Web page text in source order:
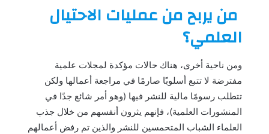
من يربح من عمليات الاحتيال
العلمي؟
ومن ناحية أخرى، هناك حالات مؤكدة لمجلات علمية
مفترضة لا تتبع أسلوبًا صارمًا في مراجعة أعمالها ولكن
تتطلب رسومًا مالية للنشر فيها (وهو أمر شائع جدًا في
المنشورات العلمية)، فإنهم يثرون أنفسهم من خلال جذب
العلماء الشباب المتحمسين للنشر والذين تم رفض أعمالهم